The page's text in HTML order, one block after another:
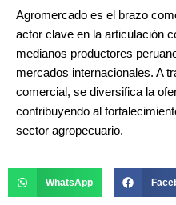
Agromercado es el brazo
actor clave en la articulación
medianos productores
mercados internacionales. A
comercial, se diversifica la
contribuyendo al
sector agropecuario.
WhatsApp